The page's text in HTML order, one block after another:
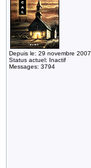
Depuis le: 29 novembre 2007
Status actuel: Inactif
Messages: 3794